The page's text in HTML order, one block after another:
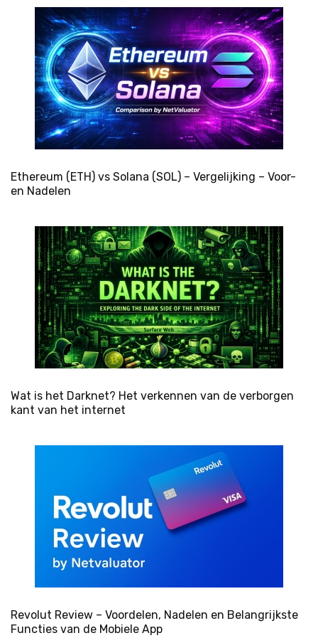
Ethereum (ETH) vs Solana (SOL) – Vergelijking – Voor-
en Nadelen
Wat is het Darknet? Het verkennen van de verborgen
kant van het internet
Revolut Review – Voordelen, Nadelen en Belangrijkste
Functies van de Mobiele App